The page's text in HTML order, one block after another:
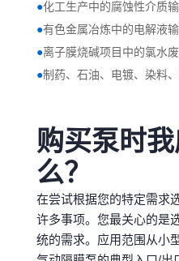
●化工生产中的腐蚀性介质
●有色金属冶炼中的电解液
●离子膜烧碱项目中的氯水
●制药、石油、电镀、染料
购买泵时
么？
在尝试根据您的特定需求
许多事项。 您最关心的是
统的需求。 应用范围从小